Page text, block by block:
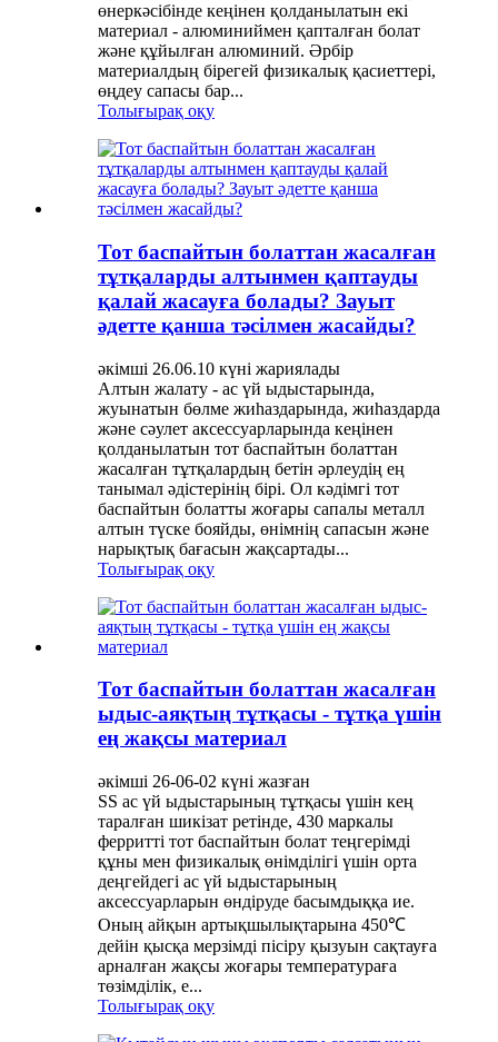
өнеркәсібінде кеңінен қолданылатын екі
материал - алюминиймен қапталған болат
және құйылған алюминий. Әрбір
материалдың бірегей физикалық қасиеттері,
өңдеу сапасы бар...
Толығырақ оқу
Тот баспайтын болаттан жасалған
тұтқаларды алтынмен қаптауды
қалай жасауға болады? Зауыт
әдетте қанша тәсілмен жасайды?
әкімші 26.06.10 күні жариялады
Алтын жалату - ас үй ыдыстарында,
жуынатын бөлме жиһаздарында, жиһаздарда
және сәулет аксессуарларында кеңінен
қолданылатын тот баспайтын болаттан
жасалған тұтқалардың бетін әрлеудің ең
танымал әдістерінің бірі. Ол кәдімгі тот
баспайтын болатты жоғары сапалы металл
алтын түске бояйды, өнімнің сапасын және
нарықтық бағасын жақсартады...
Толығырақ оқу
Тот баспайтын болаттан жасалған
ыдыс-аяқтың тұтқасы - тұтқа үшін
ең жақсы материал
әкімші 26-06-02 күні жазған
SS ас үй ыдыстарының тұтқасы үшін кең
таралған шикізат ретінде, 430 маркалы
ферритті тот баспайтын болат теңгерімді
құны мен физикалық өнімділігі үшін орта
деңгейдегі ас үй ыдыстарының
аксессуарларын өндіруде басымдыққа ие.
Оның айқын артықшылықтарына 450℃
дейін қысқа мерзімді пісіру қызуын сақтауға
арналған жақсы жоғары температураға
төзімділік, e...
Толығырақ оқу